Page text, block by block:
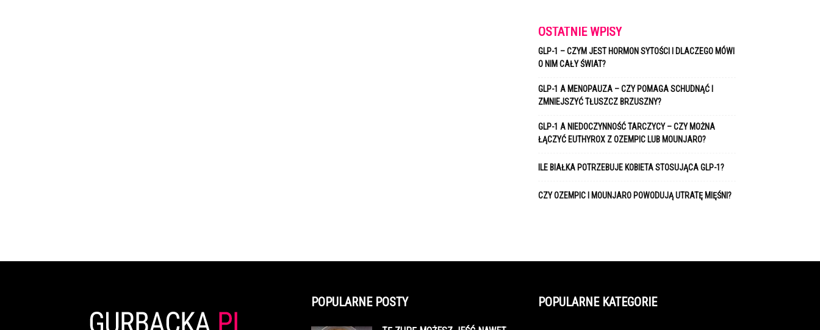
OSTATNIE WPISY
GLP-1 – CZYM JEST HORMON SYTOŚCI I DLACZEGO MÓWI
O NIM CAŁY ŚWIAT?
GLP-1 A MENOPAUZA – CZY POMAGA SCHUDNĄĆ I
ZMNIEJSZYĆ TŁUSZCZ BRZUSZNY?
GLP-1 A NIEDOCZYNNOŚĆ TARCZYCY – CZY MOŻNA
ŁĄCZYĆ EUTHYROX Z OZEMPIC LUB MOUNJARO?
ILE BIAŁKA POTRZEBUJE KOBIETA STOSUJĄCA GLP-1?
CZY OZEMPIC I MOUNJARO POWODUJĄ UTRATĘ MIĘŚNI?
POPULARNE POSTY POPULARNE KATEGORIE